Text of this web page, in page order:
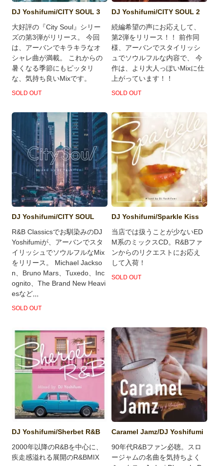
DJ Yoshifumi/CITY SOUL 3
大好評の『City Soul』シリー
ズの第3弾がリリース。 今回
は、アーバンでキラキラなオ
シャレ曲が満載。 これからの
暑くなる季節にもピッタリ
な、気持ち良いMixです。
SOLD OUT
DJ Yoshifumi/CITY SOUL 2
続編希望の声にお応えして、
第2弾をリリース！！ 前作同
様、アーバンでスタイリッシ
ュでソウルフルな内容で、 今
作は、より大人っぽいMixに仕
上がっています！！
SOLD OUT
DJ Yoshifumi/CITY SOUL
R&B Classicsでお馴染みのDJ
Yoshifumiが、アーバンでスタ
イリッシュでソウルフルなMix
をリリース。 Michael Jackso
n、Bruno Mars、Tuxedo、Inc
ognito、The Brand New Heavi
esなど,,,
SOLD OUT
DJ Yoshifumi/Sparkle Kiss
当店では扱うことが少ないED
M系のミックスCD。R&Bファ
ンからのリクエストにお応え
して入荷！
SOLD OUT
DJ Yoshifumi/Sherbet R&B
2000年以降のR&Bを中心に、
疾走感溢れる展開のR&BMIX
Caramel Jamz/DJ Yoshifumi
90年代R&Bファン必聴。スロ
ージャムの名曲を気持ちよく